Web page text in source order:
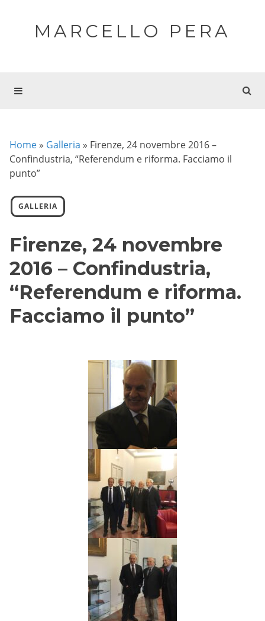
MARCELLO PERA
Home » Galleria » Firenze, 24 novembre 2016 –
Confindustria, “Referendum e riforma. Facciamo il
punto”
GALLERIA
Firenze, 24 novembre
2016 – Confindustria,
“Referendum e riforma.
Facciamo il punto”